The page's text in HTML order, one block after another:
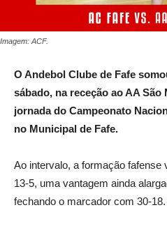
Imagem: ACF.
O Andebol Clube de Fafe
sábado, na receção ao AA São
jornada do Campeonato
no Municipal de Fafe.
Ao intervalo, a formação
13-5, uma vantagem ainda
fechando o marcador com 30-18.